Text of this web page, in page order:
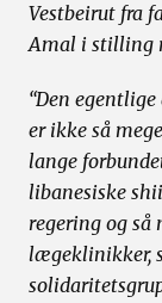
Vestbeirut fra
Amal i stilling
“Den
er ikke så
lange
libanesiske
regering og så
lægeklinikker,